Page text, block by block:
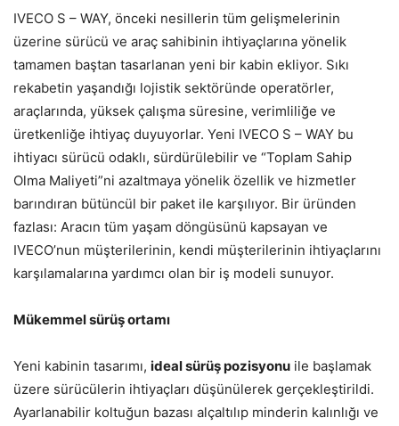
IVECO S – WAY, önceki nesillerin tüm gelişmelerinin
üzerine sürücü ve araç sahibinin ihtiyaçlarına yönelik
tamamen baştan tasarlanan yeni bir kabin ekliyor. Sıkı
rekabetin yaşandığı lojistik sektöründe operatörler,
araçlarında, yüksek çalışma süresine, verimliliğe ve
üretkenliğe ihtiyaç duyuyorlar. Yeni IVECO S – WAY bu
ihtiyacı sürücü odaklı, sürdürülebilir ve “Toplam Sahip
Olma Maliyeti”ni azaltmaya yönelik özellik ve hizmetler
barındıran bütüncül bir paket ile karşılıyor. Bir üründen
fazlası: Aracın tüm yaşam döngüsünü kapsayan ve
IVECO’nun müşterilerinin, kendi müşterilerinin ihtiyaçlarını
karşılamalarına yardımcı olan bir iş modeli sunuyor.
Mükemmel sürüş ortamı
Yeni kabinin tasarımı, ideal sürüş pozisyonu ile başlamak
üzere sürücülerin ihtiyaçları düşünülerek gerçekleştirildi.
Ayarlanabilir koltuğun bazası alçaltılıp minderin kalınlığı ve